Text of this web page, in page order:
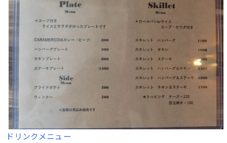
ドリンクメニュー